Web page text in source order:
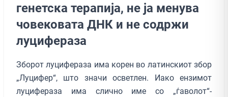
генетска терапија, не ја менува
човековата ДНК и не содржи
луцифераза
Зборот луцифераза има корен во латинскиот збор
„Луцифер“, што значи осветлен. Иако ензимот
луцифераза има слично име со „ѓаволот“-